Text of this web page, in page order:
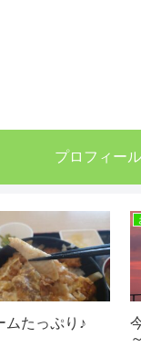
プロフィール
ムたっぷり♪
～